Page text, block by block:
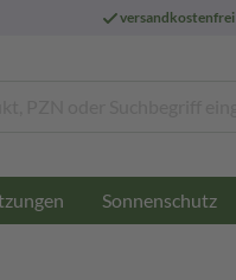
versandkostenfrei
Sonnenschutz